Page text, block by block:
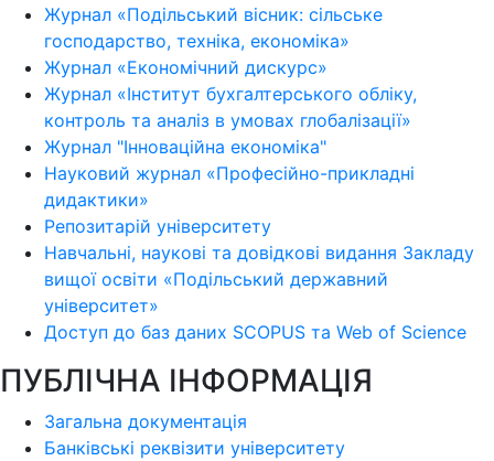
Журнал «Подільський вісник: сільське
господарство, техніка, економіка»
Журнал «Економічний дискурс»
Журнал «Інститут бухгалтерського обліку,
контроль та аналіз в умовах глобалізації»
Журнал "Інноваційна економіка"
Науковий журнал «Професійно-прикладні
дидактики»
Репозитарій університету
Навчальні, наукові та довідкові видання Закладу
вищої освіти «Подільський державний
університет»
Доступ до баз даних SCOPUS та Web of Science
ПУБЛІЧНА ІНФОРМАЦІЯ
Загальна документація
Банківські реквізити університету